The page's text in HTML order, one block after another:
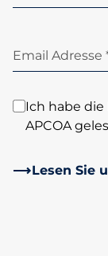
Email Adresse
Ich habe
APCOA
Lesen Sie